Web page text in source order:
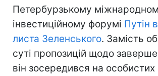
Петербурзькому
інвестиційному форумі Путін
листа Зеленського. Замість
суті пропозицій щодо
він зосередився на особистих